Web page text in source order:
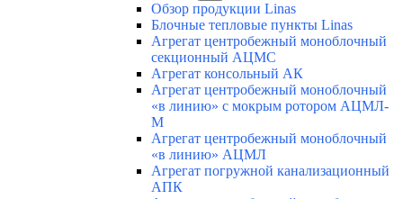
Обзор продукции Linas
Блочные тепловые пункты Linas
Агрегат центробежный моноблочный
секционный АЦМС
Агрегат консольный АК
Агрегат центробежный моноблочный
«в линию» с мокрым ротором АЦМЛ-
М
Агрегат центробежный моноблочный
«в линию» АЦМЛ
Агрегат погружной канализационный
АПК